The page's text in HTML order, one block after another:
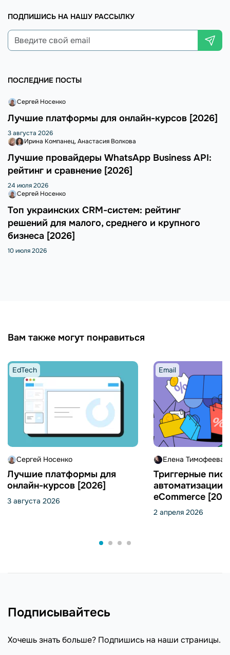
ПОДПИШИСЬ НА НАШУ РАССЫЛКУ
ПОСЛЕДНИЕ ПОСТЫ
Сергей Носенко
Лучшие платформы для онлайн-курсов [2026]
3 августа 2026
Ирина Компанец Анастасия Волкова
Лучшие провайдеры WhatsApp Business API:
рейтинг и сравнение [2026]
24 июля 2026
Сергей Носенко
Топ украинских CRM-систем: рейтинг
решений для малого, среднего и крупного
бизнеса [2026]
10 июля 2026
Вам также могут понравиться
EdTech
Сергей Носенко
Лучшие платформы для
онлайн-курсов [2026]
3 августа 2026
Email
Елена Тимофеева
Триггерные
автоматизации
eCommerce
2 апреля 2026
Подписывайтесь
Хочешь знать больше? Подпишись на наши страницы.